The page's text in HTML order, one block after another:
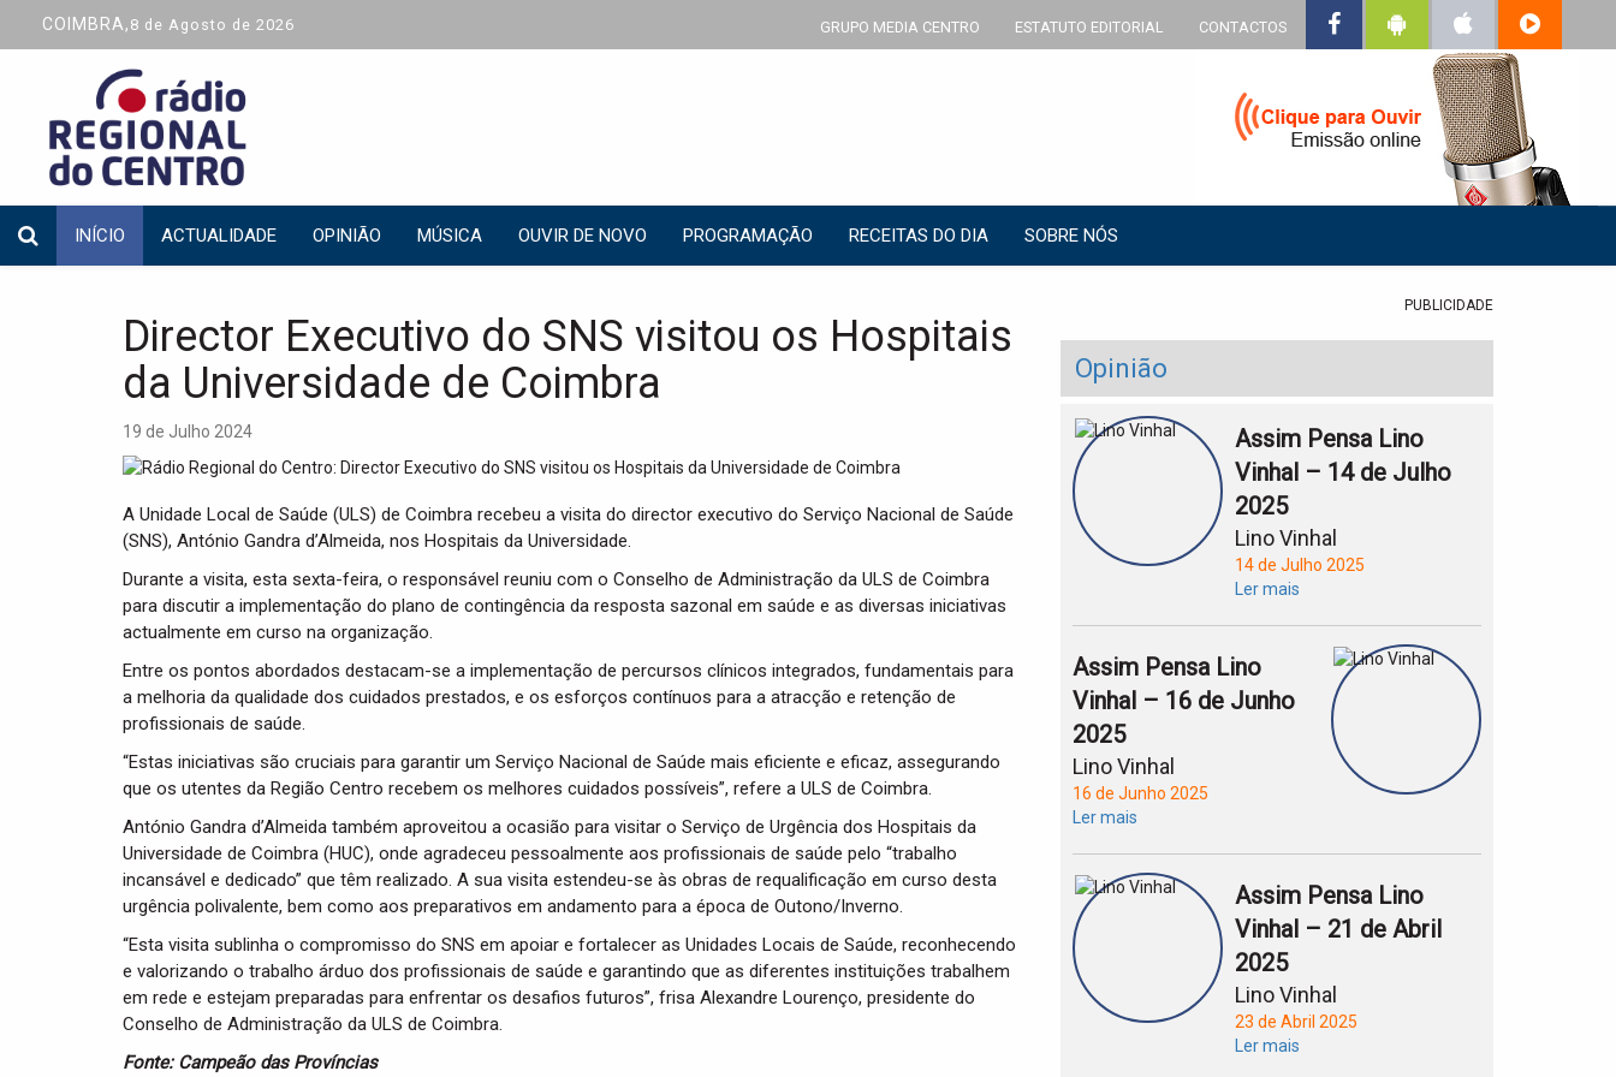
COIMBRA, 8 de Agosto de 2026 GRUPO MEDIA CENTRO ESTATUTO EDITORIAL CONTACTOS
INÍCIO ACTUALIDADE OPINIÃO MÚSICA OUVIR DE NOVO PROGRAMAÇÃO RECEITAS DO DIA SOBRE NÓS
Director Executivo do SNS visitou os Hospitais
da Universidade de Coimbra
19 de Julho 2024
A Unidade Local de Saúde (ULS) de Coimbra recebeu a visita do director executivo do Serviço Nacional de Saúde
(SNS), António Gandra d’Almeida, nos Hospitais da Universidade.
Durante a visita, esta sexta-feira, o responsável reuniu com o Conselho de Administração da ULS de Coimbra
para discutir a implementação do plano de contingência da resposta sazonal em saúde e as diversas iniciativas
actualmente em curso na organização.
Entre os pontos abordados destacam-se a implementação de percursos clínicos integrados, fundamentais para
a melhoria da qualidade dos cuidados prestados, e os esforços contínuos para a atracção e retenção de
profissionais de saúde.
“Estas iniciativas são cruciais para garantir um Serviço Nacional de Saúde mais eficiente e eficaz, assegurando
que os utentes da Região Centro recebem os melhores cuidados possíveis”, refere a ULS de Coimbra.
António Gandra d’Almeida também aproveitou a ocasião para visitar o Serviço de Urgência dos Hospitais da
Universidade de Coimbra (HUC), onde agradeceu pessoalmente aos profissionais de saúde pelo “trabalho
incansável e dedicado” que têm realizado. A sua visita estendeu-se às obras de requalificação em curso desta
urgência polivalente, bem como aos preparativos em andamento para a época de Outono/Inverno.
“Esta visita sublinha o compromisso do SNS em apoiar e fortalecer as Unidades Locais de Saúde, reconhecendo
e valorizando o trabalho árduo dos profissionais de saúde e garantindo que as diferentes instituições trabalhem
em rede e estejam preparadas para enfrentar os desafios futuros”, frisa Alexandre Lourenço, presidente do
Conselho de Administração da ULS de Coimbra.
Fonte: Campeão das Províncias
PUBLICIDADE
Opinião
Assim Pensa Lino
Vinhal – 14 de Julho
2025
Lino Vinhal
14 de Julho 2025
Ler mais
Assim Pensa Lino
Vinhal – 16 de Junho
2025
Lino Vinhal
16 de Junho 2025
Ler mais
Assim Pensa Lino
Vinhal – 21 de Abril
2025
Lino Vinhal
23 de Abril 2025
Ler mais